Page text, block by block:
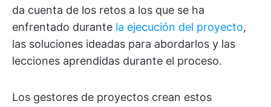
da cuenta de los retos a los que se ha
enfrentado durante la ejecución del proyecto,
las soluciones ideadas para abordarlos y las
lecciones aprendidas durante el proceso.
Los gestores de proyectos crean estos